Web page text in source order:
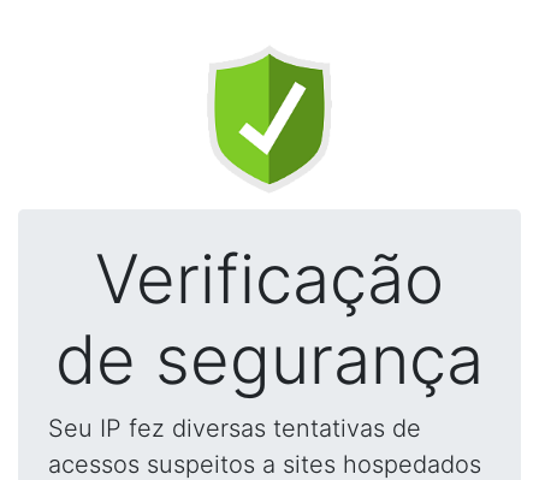
Verificação
de segurança
Seu IP fez diversas tentativas de
acessos suspeitos a sites hospedados